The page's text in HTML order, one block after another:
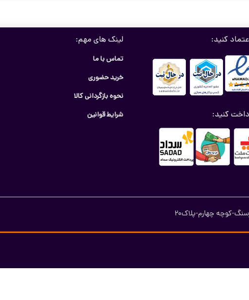
کنید:
کنید:
لینک های مهم:
تماس با ما
خرید حضوری
نحوه بازگردانی کالا
شرایط قوانین
کوچه چهارم-پلاک20